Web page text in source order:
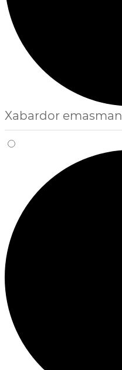
Xabardor emasman